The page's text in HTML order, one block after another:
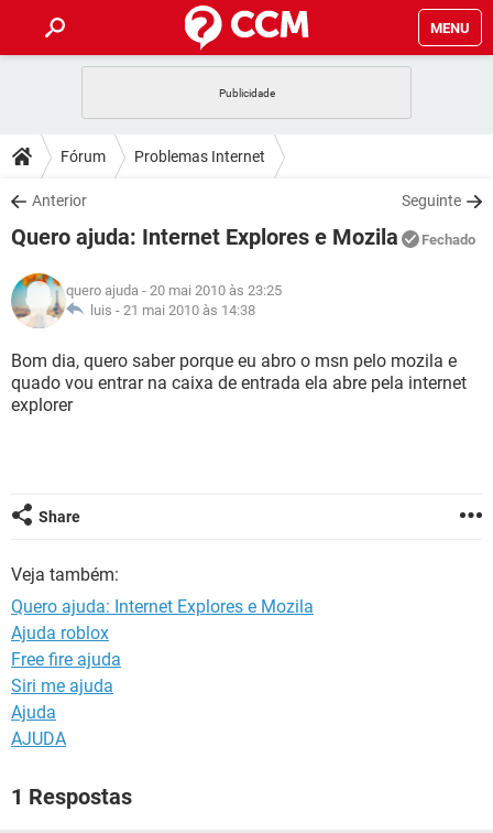
MENU
CELULAR FACEBOOK
OUTLOOK
INSTAGRAM GMAIL
GUIA DE COMPRAS
DICAS
JOGOS WHATSAPP
INSTAGRAM GMAIL
GUIA DE COMPRAS
DOWNLOADS
JOGOS WHATSAPP
CELULAR
OUTLOOK
INSTAGRAM GMAIL
GUIA DE COMPRAS
FÓRUM
JOGOS WHATSAPP
CELULAR
OUTLOOK EXCEL
INSTAGRAM
GLOSSÁRIO
JOGOS WHATSAPP
CELULAR FACEBOOK
GUIA DE COMPRAS
Fórum Problemas Internet
Anterior Seguinte
Quero ajuda: Internet Explores e Mozila Fechado
quero ajuda - 20 mai 2010 às 23:25
luis - 21 mai 2010 às 14:38
Bom dia, quero saber porque eu abro o msn pelo mozila e
quado vou entrar na caixa de entrada ela abre pela internet
explorer
Share
Veja também:
Quero ajuda: Internet Explores e Mozila
Ajuda roblox
Free fire ajuda
Siri me ajuda
Ajuda
AJUDA
1 Respostas